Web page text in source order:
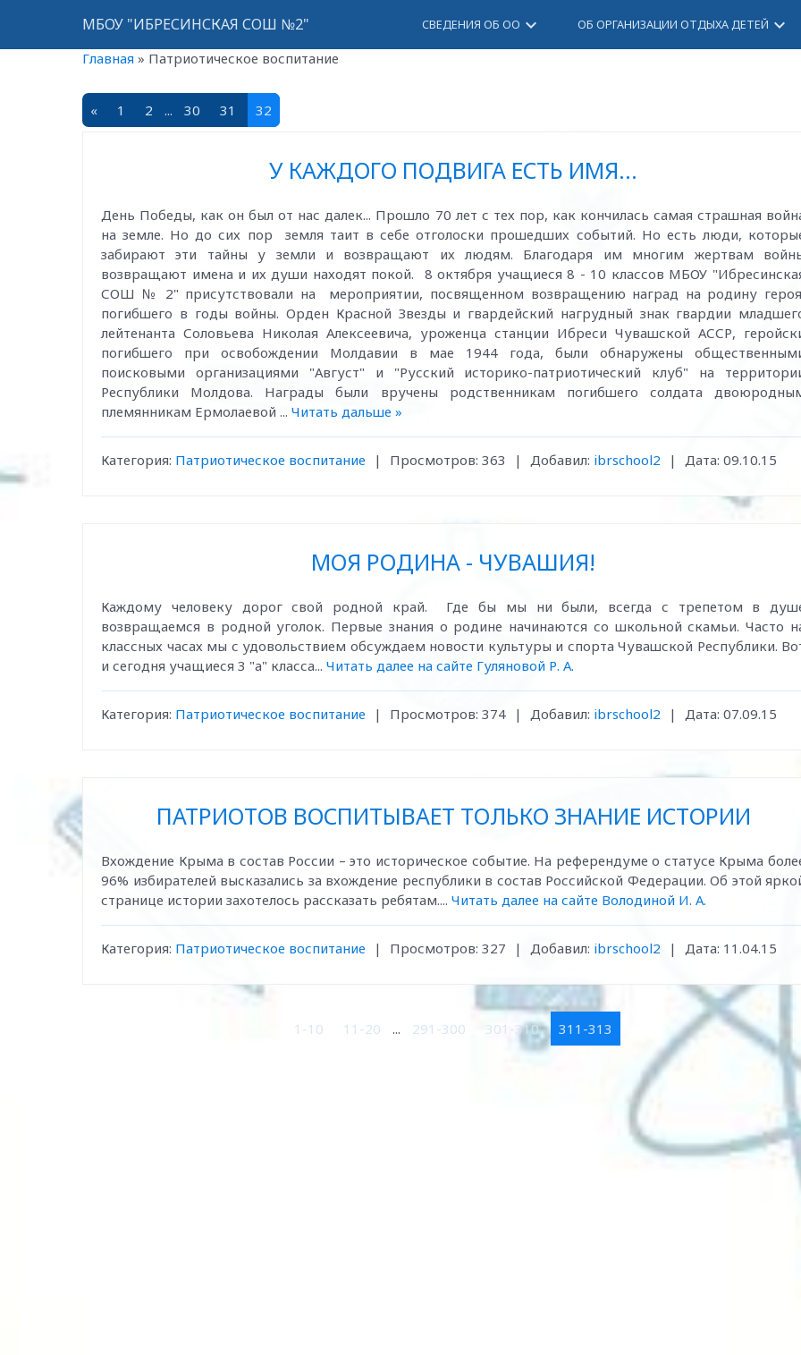
МБОУ "ИБРЕСИНСКАЯ СОШ №2" СВЕДЕНИЯ ОБ ОО keyboard_arrow_down ОБ ОРГАНИЗАЦИИ ОТДЫХА ДЕТЕЙ keyboard_arrow_down
Главная » Патриотическое воспитание
« 1 2 ... 30 31 32
У КАЖДОГО ПОДВИГА ЕСТЬ ИМЯ...
День Победы, как он был от нас далек... Прошло 70 лет с тех пор, как кончилась самая страшная
на земле. Но до сих пор земля таит в себе отголоски прошедших событий. Но есть люди,
забирают эти тайны у земли и возвращают их людям. Благодаря им многим жертвам
возвращают имена и их души находят покой. 8 октября учащиеся 8 - 10 классов МБОУ
СОШ № 2" присутствовали на мероприятии, посвященном возвращению наград на родину
погибшего в годы войны. Орден Красной Звезды и гвардейский нагрудный знак гвардии
лейтенанта Соловьева Николая Алексеевича, уроженца станции Ибреси Чувашской АССР,
погибшего при освобождении Молдавии в мае 1944 года, были обнаружены
поисковыми организациями "Август" и "Русский историко-патриотический клуб" на
Республики Молдова. Награды были вручены родственникам погибшего солдата
племянникам Ермолаевой ... Читать дальше »
Категория: Патриотическое воспитание | Просмотров: 363 | Добавил: ibrschool2 | Дата: 09.10.15
МОЯ РОДИНА - ЧУВАШИЯ!
Каждому человеку дорог свой родной край. Где бы мы ни были, всегда с трепетом в
возвращаемся в родной уголок. Первые знания о родине начинаются со школьной скамьи. Часто
классных часах мы с удовольствием обсуждаем новости культуры и спорта Чувашской Республики.
и сегодня учащиеся 3 "а" класса... Читать далее на сайте Гуляновой Р. А.
Категория: Патриотическое воспитание | Просмотров: 374 | Добавил: ibrschool2 | Дата: 07.09.15
ПАТРИОТОВ ВОСПИТЫВАЕТ ТОЛЬКО ЗНАНИЕ ИСТОРИИ
Вхождение Крыма в состав России – это историческое событие. На референдуме о статусе Крыма
96% избирателей высказались за вхождение республики в состав Российской Федерации. Об этой
странице истории захотелось рассказать ребятам.... Читать далее на сайте Володиной И. А.
Категория: Патриотическое воспитание | Просмотров: 327 | Добавил: ibrschool2 | Дата: 11.04.15
1-10 11-20 ... 291-300 301-310 311-313